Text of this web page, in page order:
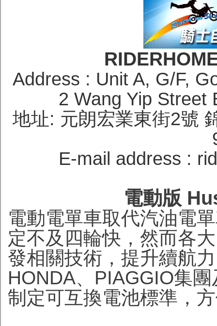
Address : Unit A, G/F,
2 Wang Yip
地址: 元朗宏業東街2號
E-mail address :
電動版
電動電單車取代汽油電
定不及四輪快，然而各
發相關技術，提升續航
HONDA、PIAGGIO集
制定可互換電池標準，